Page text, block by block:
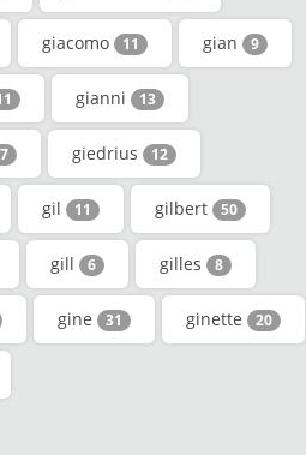
giacomo 11 gian 9
gianni 13
giedrius 12
gil 11 gilbert 50
gill 6 gilles 8
gine 31 ginette 20